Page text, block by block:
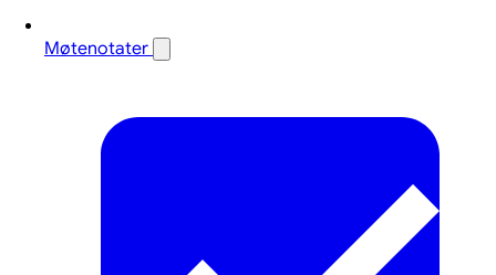
Møtenotater